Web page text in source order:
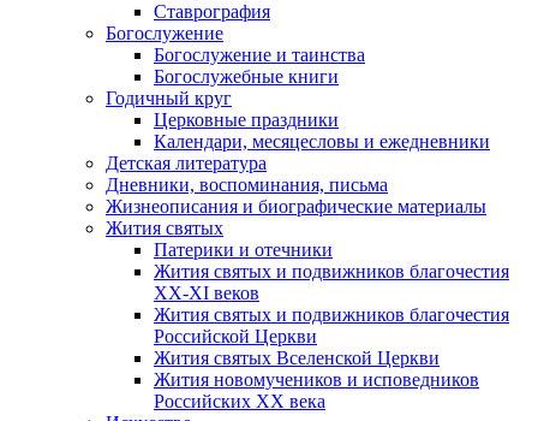
Ставрография
Богослужение
Богослужение и таинства
Богослужебные книги
Годичный круг
Церковные праздники
Календари, месяцесловы и ежедневники
Детская литература
Дневники, воспоминания, письма
Жизнеописания и биографические материалы
Жития святых
Патерики и отечники
Жития святых и подвижников благочестия
ХХ-XI веков
Жития святых и подвижников благочестия
Российской Церкви
Жития святых Вселенской Церкви
Жития новомучеников и исповедников
Российских ХХ века